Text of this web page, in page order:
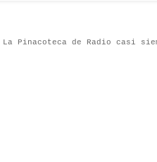
La Pinacoteca de Radio casi